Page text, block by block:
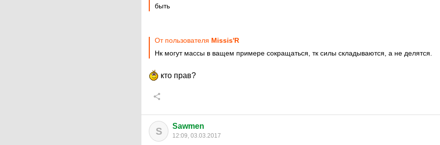
быть
От пользователя Missis'R
Нк могут массы в ващем примере сокращаться, тк силы складываются, а не делятся.
кто прав?
S Sawmen
12:09, 03.03.2017